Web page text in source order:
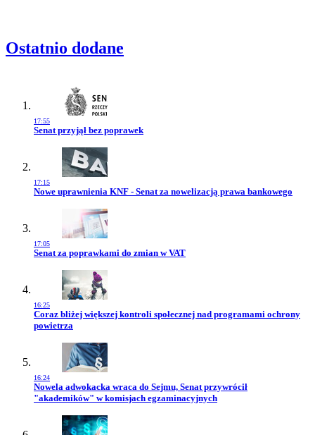
Ostatnio dodane
17:55
Przejdź do artykułu:
Senat przyjął bez poprawek
17:15
Przejdź do artykułu:
Nowe uprawnienia KNF - Senat za nowelizacją prawa bankowego
17:05
Przejdź do artykułu:
Senat za poprawkami do zmian w VAT
16:25
Przejdź do artykułu:
Coraz bliżej większej kontroli społecznej nad programami ochrony
powietrza
16:24
Przejdź do artykułu:
Nowela adwokacka wraca do Sejmu, Senat przywrócił
"akademików" w komisjach egzaminacyjnych